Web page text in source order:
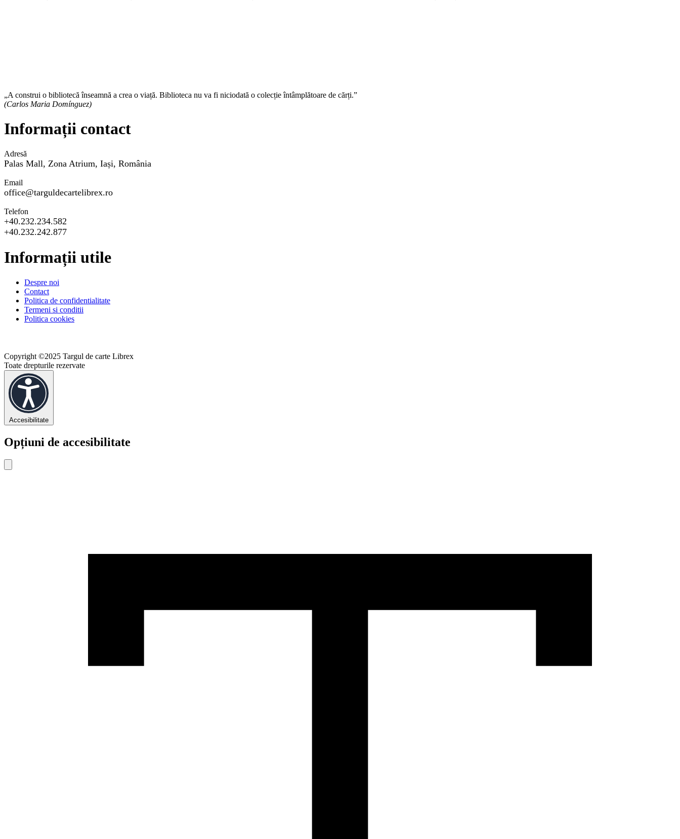
„A construi o bibliotecă înseamnă a crea o viață. Biblioteca nu va fi niciodată o colecție întâmplătoare de cărți.”
(Carlos Maria Domínguez)
Informații contact
Adresă
Palas Mall, Zona Atrium, Iași, România
Email
office@targuldecartelibrex.ro
Telefon
+40.232.234.582
+40.232.242.877
Informații utile
Despre noi
Contact
Politica de confidentialitate
Termeni si conditii
Politica cookies
Copyright ©2025 Targul de carte Librex
Toate drepturile rezervate
Accesibilitate
Opțiuni de accesibilitate